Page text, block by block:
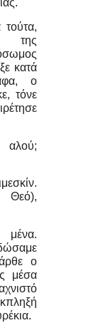
της
κατά
ο
τόνε
αλού;
ο
μέσα